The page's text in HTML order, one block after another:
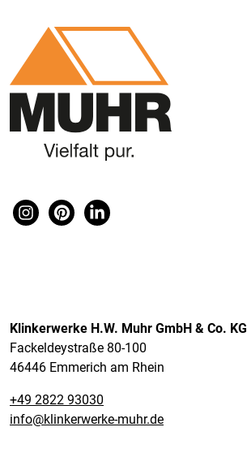
Klinkerwerke H.W. Muhr GmbH & Co. KG
Fackeldeystraße 80-100
46446 Emmerich am Rhein
+49 2822 93030
info@klinkerwerke-muhr.de